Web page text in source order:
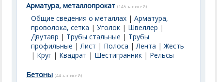
Арматура, металлопрокат (145 записей)
Общие сведения о металлах |Арматура,
проволока, сетка |Уголок | Швеллер |
Двутавр | Трубы стальные | Трубы
профильные |Лист | Полоса |Лента |Жесть
| Круг | Квадрат | Шестигранник | Рельсы
Бетоны (44 записей)